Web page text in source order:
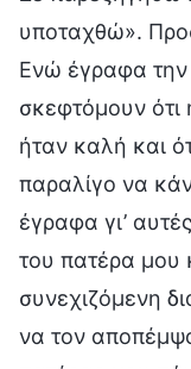
υποταχθώ».
Ενώ έγραφα την
σκεφτόμουν
ήταν καλή και
παραλίγο να
έγραφα γι’
του πατέρα μου
συνεχιζόμενη
να τον